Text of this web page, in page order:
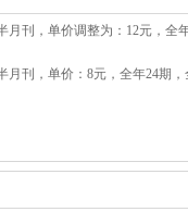
月刊，单价调整为：12元，全
月刊，单价：8元，全年24期